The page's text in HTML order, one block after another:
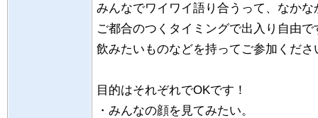
みんなでワイワイ語り合うって、なか
ご都合のつくタイミングで出入り自由で
飲みたいものなどを持ってご参加くださ
目的はそれぞれでOKです！
・みんなの顔を見てみたい。